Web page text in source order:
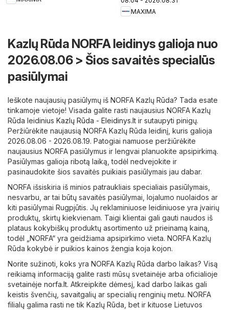
MAXIMA
Kazlų Rūda NORFA leidinys galioja nuo
2026.08.06 > Šios savaitės specialūs
pasiūlymai
Ieškote naujausių pasiūlymų iš NORFA Kazlų Rūda? Tada esate
tinkamoje vietoje! Visada galite rasti naujausius NORFA Kazlų
Rūda leidinius Kazlų Rūda - Eleidinys.lt ir sutaupyti pinigų.
Peržiūrėkite naujausią NORFA Kazlų Rūda leidinį, kuris galioja
2026.08.06 - 2026.08.19. Patogiai namuose peržiūrėkite
naujausius NORFA pasiūlymus ir lengvai planuokite apsipirkimą.
Pasiūlymas galioja ribotą laiką, todėl nedvejokite ir
pasinaudokite šios savaitės puikiais pasiūlymais jau dabar.
NORFA išsiskiria iš minios patraukliais specialiais pasiūlymais,
nesvarbu, ar tai būtų savaitės pasiūlymai, lojalumo nuolaidos ar
kiti pasiūlymai Rugpjūtis. Jų reklaminiuose leidiniuose yra įvairių
produktų, skirtų kiekvienam. Taigi klientai gali gauti naudos iš
plataus kokybiškų produktų asortimento už prieinamą kainą,
todėl „NORFA“ yra geidžiama apsipirkimo vieta. NORFA Kazlų
Rūda kokybė ir puikios kainos žengia koja kojon.
Norite sužinoti, koks yra NORFA Kazlų Rūda darbo laikas? Visą
reikiamą informaciją galite rasti mūsų svetainėje arba oficialioje
svetainėje norfa.lt. Atkreipkite dėmesį, kad darbo laikas gali
keistis švenčių, savaitgalių ar specialių renginių metu. NORFA
filialų galima rasti ne tik Kazlų Rūda, bet ir kituose Lietuvos